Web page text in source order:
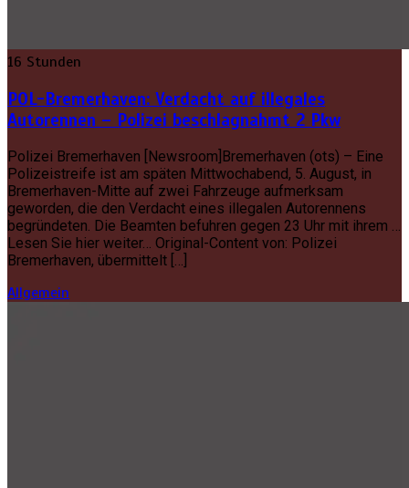
16 Stunden
POL-Bremerhaven: Verdacht auf illegales
Autorennen – Polizei beschlagnahmt 2 Pkw
Polizei Bremerhaven [Newsroom]Bremerhaven (ots) – Eine
Polizeistreife ist am späten Mittwochabend, 5. August, in
Bremerhaven-Mitte auf zwei Fahrzeuge aufmerksam
geworden, die den Verdacht eines illegalen Autorennens
begründeten. Die Beamten befuhren gegen 23 Uhr mit ihrem …
Lesen Sie hier weiter… Original-Content von: Polizei
Bremerhaven, übermittelt […]
Allgemein